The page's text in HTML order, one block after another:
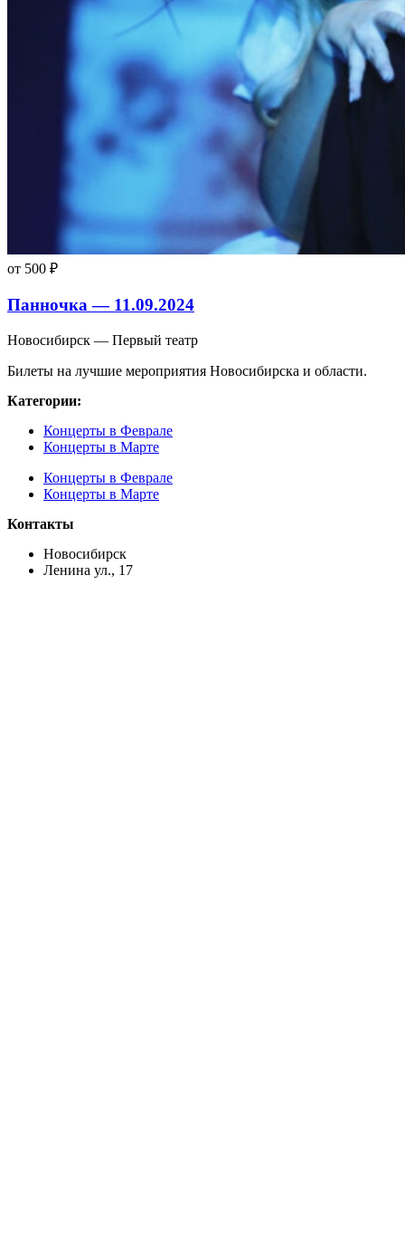
от 500 ₽
Панночка — 11.09.2024
Новосибирск — Первый театр
Билеты на лучшие мероприятия Новосибирска и области.
Категории:
Концерты в Феврале
Концерты в Марте
Концерты в Феврале
Концерты в Марте
Контакты
Новосибирск
Ленина ул., 17